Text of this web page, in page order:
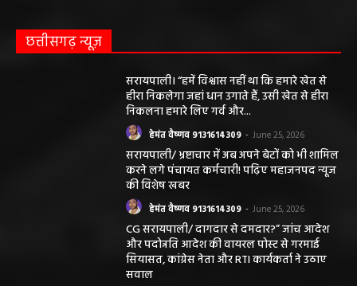
छत्तीसगढ़ न्यूज़
सरायपाली। “हमें विश्वास नहीं था कि हमारे खेत से
हीरा निकलेगा जहां धान उगाते हैं, उसी खेत से हीरा
निकलना हमारे लिए गर्व और...
हेमंत वैष्णव 9131614309 - June 25, 2026
सरायपाली/ भ्रष्टाचार में अब अपने बेटों को भी शामिल
करने लगे पंचायत कर्मचारी! पढ़िए महाजनपद न्यूज
की विशेष खबर
हेमंत वैष्णव 9131614309 - June 25, 2026
CG सरायपाली/ दागदार से दमदार?” जांच आदेश
और पदोन्नति आदेश की वायरल पोस्ट से गरमाई
सियासत, कांग्रेस नेता और RTI कार्यकर्ता ने उठाए
सवाल